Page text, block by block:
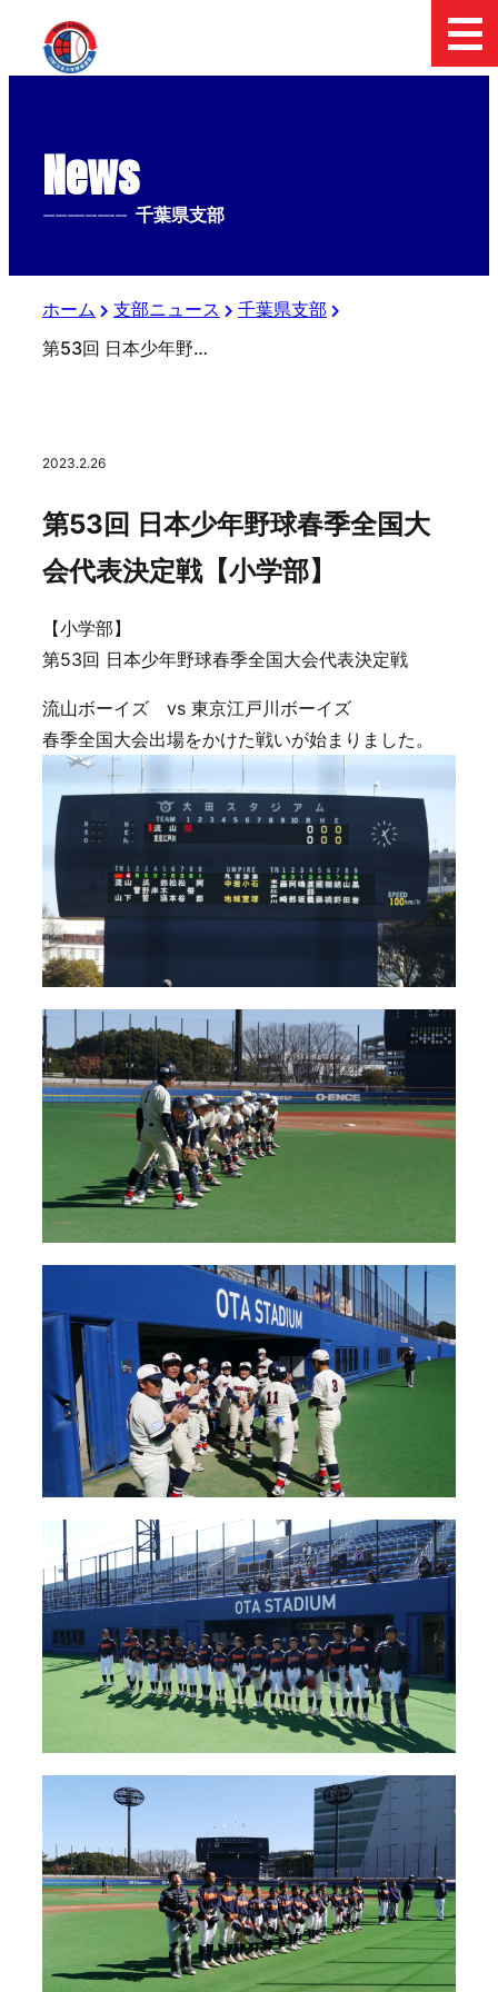
News
-------------- 千葉県支部
ホーム 支部ニュース
千葉県支部
第53回 日本少年野球春季全国大会代表決定戦【小学部】
2023.2.26
第53回 日本少年野球春季全国大
会代表決定戦【小学部】
【小学部】
第53回 日本少年野球春季全国大会代表決定戦
流山ボーイズ vs 東京江戸川ボーイズ
春季全国大会出場をかけた戦いが始まりました。